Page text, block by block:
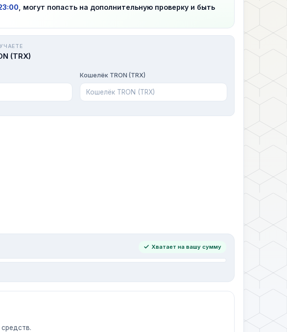
, могут попасть на дополнительную проверку и быть
(TRX)
Кошелёк TRON (TRX)
Хватает на вашу сумму